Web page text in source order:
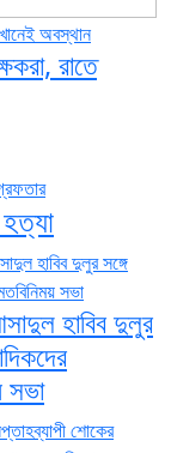
রাতে
হাবিব দুলুর
সভা